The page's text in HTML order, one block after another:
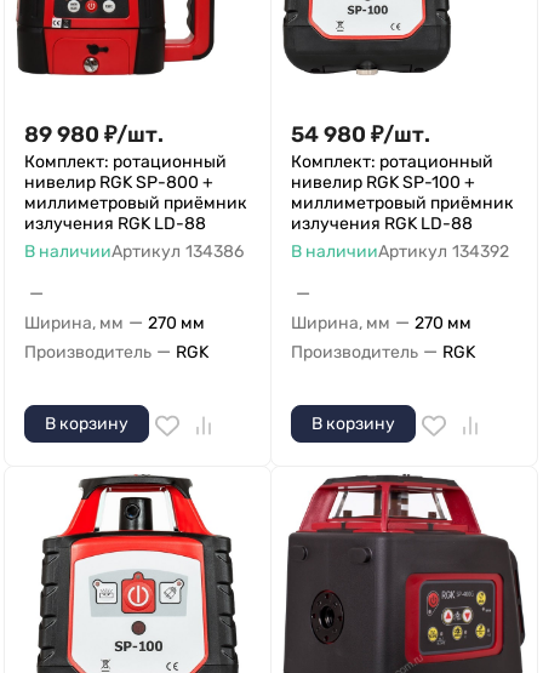
89 980 ₽/шт.
Комплект: ротационный
нивелир RGK SP-800 +
миллиметровый приёмник
излучения RGK LD-88
В наличииАртикул 134386
—
Ширина, мм — 270 мм
Производитель — RGK
В корзину
54 980 ₽/шт.
Комплект: ротационный
нивелир RGK SP-100 +
миллиметровый приёмник
излучения RGK LD-88
В наличииАртикул 134392
—
Ширина, мм — 270 мм
Производитель — RGK
В корзину